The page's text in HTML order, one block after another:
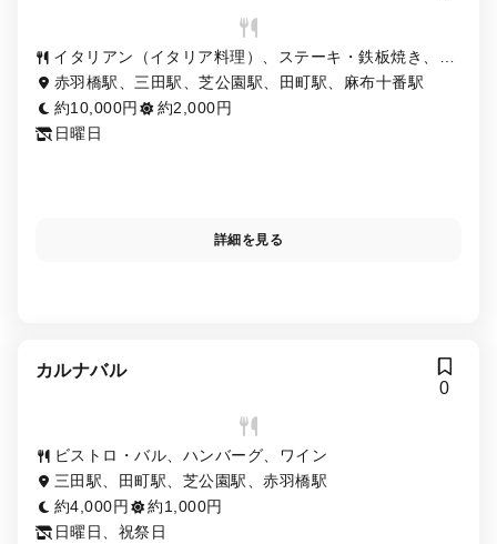
イタリアン（イタリア料理）、ステーキ・鉄板焼き、ワ
イン
赤羽橋駅、三田駅、芝公園駅、田町駅、麻布十番駅
約10,000円
約2,000円
日曜日
詳細を見る
カルナバル
0
ビストロ・バル、ハンバーグ、ワイン
三田駅、田町駅、芝公園駅、赤羽橋駅
約4,000円
約1,000円
日曜日、祝祭日